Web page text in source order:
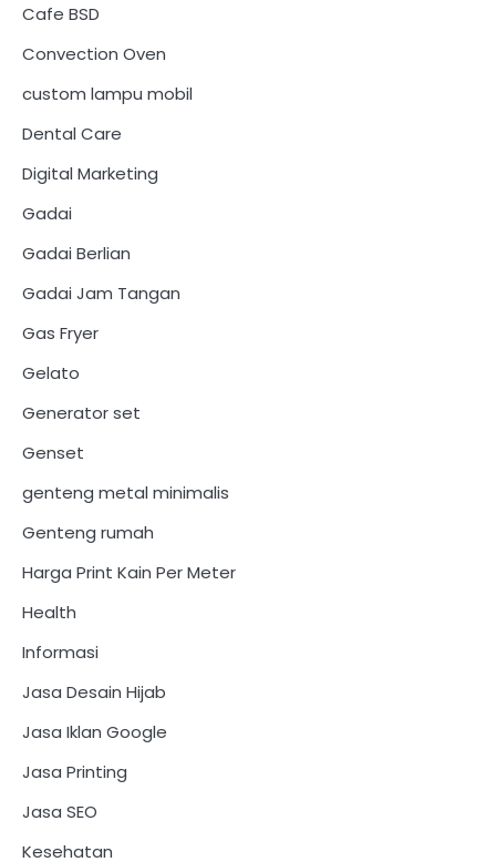
Cafe BSD
Convection Oven
custom lampu mobil
Dental Care
Digital Marketing
Gadai
Gadai Berlian
Gadai Jam Tangan
Gas Fryer
Gelato
Generator set
Genset
genteng metal minimalis
Genteng rumah
Harga Print Kain Per Meter
Health
Informasi
Jasa Desain Hijab
Jasa Iklan Google
Jasa Printing
Jasa SEO
Kesehatan